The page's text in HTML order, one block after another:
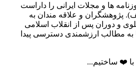
ها و مجلات ایرانی را داراست
مختلف). پژوهشگران و علاقه مندان به
و دوران پس از انقلاب اسلامی
ما به مطالب ارزشمندی دسترسی پیدا